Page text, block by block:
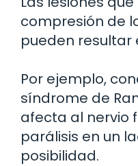
compresión de
pueden resultar
Por ejemplo,
síndrome de
afecta al nervio
parálisis en un
posibilidad.